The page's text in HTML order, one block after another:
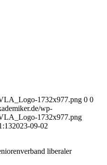
1732x977.png 0 0
wp-
1732x977.png
2023-09-02
liberaler